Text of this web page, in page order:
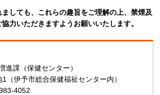
しても、これらの趣旨をご理解の上、禁煙及
力いただきますようお願いいたします。
進課（保健センター）
（伊予市総合保健福祉センター内）
4052